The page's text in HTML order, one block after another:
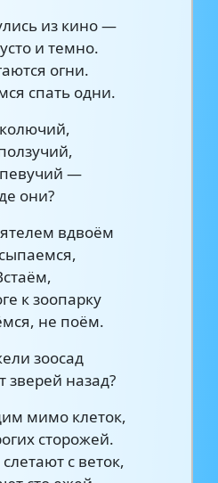
из кино —
и темно.
огни.
спать одни.
—
они?
вдвоём
к зоопарку
не поём.
зоосад
зверей назад?
мимо клеток,
сторожей.
с веток,